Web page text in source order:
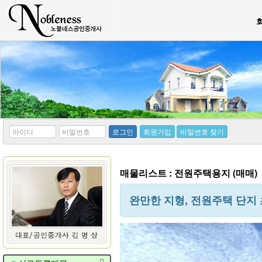
*
아
디
*
비
번
호
로그인 회원가입 비밀번호 찾기
매물리스트 : 전원주택용지 (매매)
완만한 지형, 전원주택 단지